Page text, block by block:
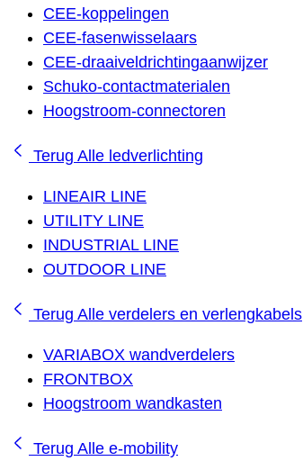
CEE-koppelingen
CEE-fasenwisselaars
CEE-draaiveldrichtingaanwijzer
Schuko-contactmaterialen
Hoogstroom-connectoren
Terug Alle ledverlichting
LINEAIR LINE
UTILITY LINE
INDUSTRIAL LINE
OUTDOOR LINE
Terug Alle verdelers en verlengkabels
VARIABOX wandverdelers
FRONTBOX
Hoogstroom wandkasten
Terug Alle e-mobility